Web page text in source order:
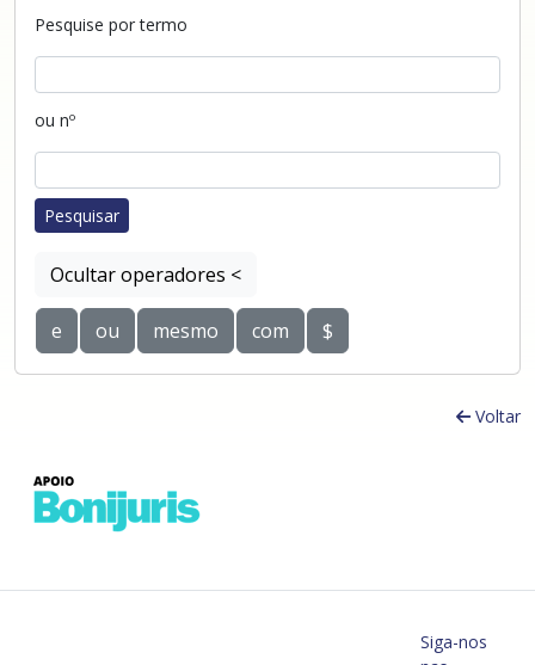
Pesquise por termo
ou nº
Ocultar operadores <
e ou mesmo com $
Voltar
Siga-nos